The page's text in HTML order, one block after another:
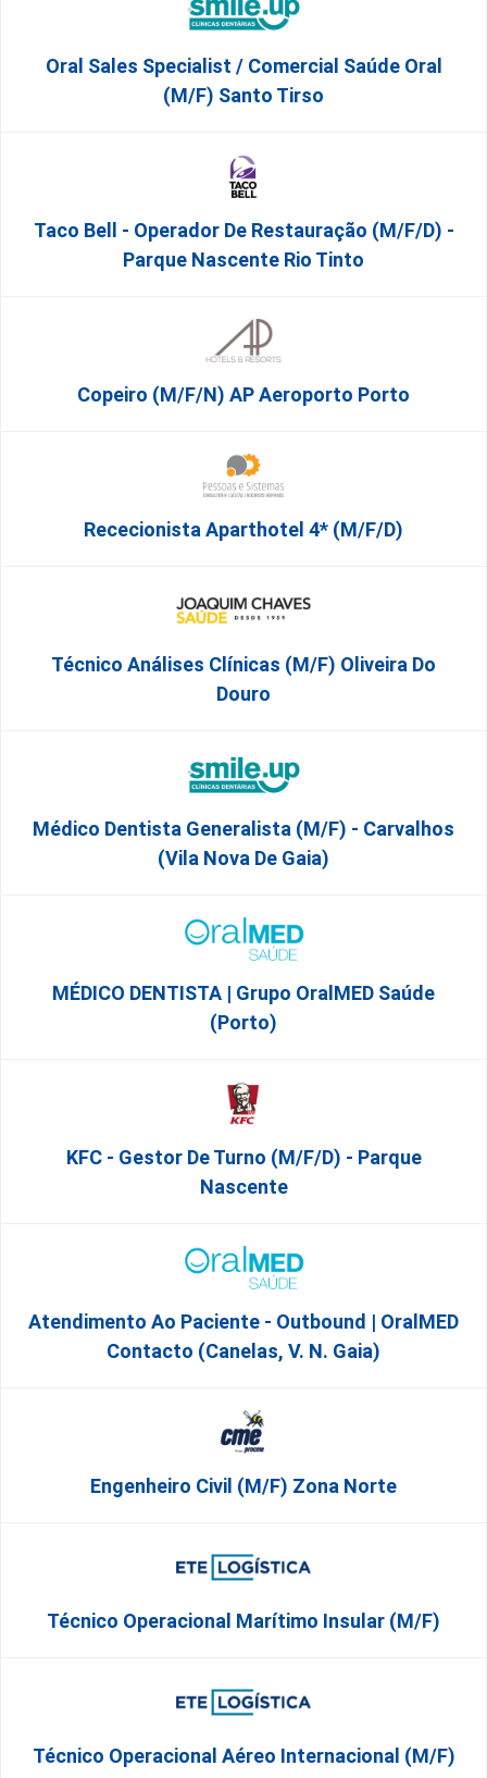
Oral Sales Specialist / Comercial Saúde Oral
(M/F) Santo Tirso
Taco Bell - Operador De Restauração (m/f/d) -
Parque Nascente Rio Tinto
Copeiro (M/F/N) AP Aeroporto Porto
Rececionista Aparthotel 4* (m/f/d)
Técnico Análises Clínicas (M/F) Oliveira Do
Douro
Médico Dentista Generalista (M/F) - Carvalhos
(Vila Nova De Gaia)
MÉDICO DENTISTA | Grupo OralMED Saúde
(Porto)
KFC - Gestor De Turno (m/f/d) - Parque
Nascente
Atendimento Ao Paciente - Outbound | OralMED
Contacto (Canelas, V. N. Gaia)
Engenheiro Civil (m/f) Zona Norte
Técnico Operacional Marítimo Insular (m/f)
Técnico Operacional Aéreo Internacional (m/f)